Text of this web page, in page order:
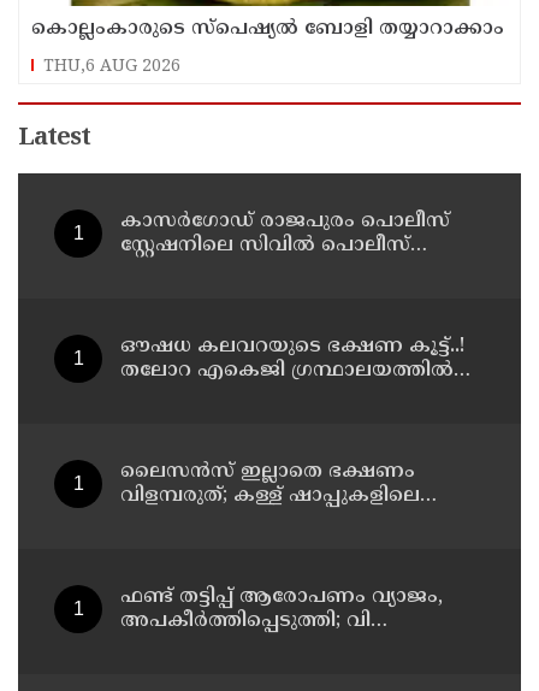
കൊല്ലംകാരുടെ സ്പെഷ്യൽ ബോളി തയ്യാറാക്കാം
THU,6 AUG 2026
Latest
കാസർഗോഡ് രാജപുരം പൊലീസ്
സ്റ്റേഷനിലെ സിവില്‍ പൊലീസ്
ഔഷധ കലവറയുടെ ഭക്ഷണ കൂട്ട്..!
തലോറ എകെജി ഗ്രന്ഥാലയത്തിൽ
ലൈസന്‍സ് ഇല്ലാതെ ഭക്ഷണം
വിളമ്പരുത്; കള്ള് ഷാപ്പുകളിലെ
ഫണ്ട് തട്ടിപ്പ് ആരോപണം വ്യാജം,
അപകീർത്തിപ്പെടുത്തി; വി